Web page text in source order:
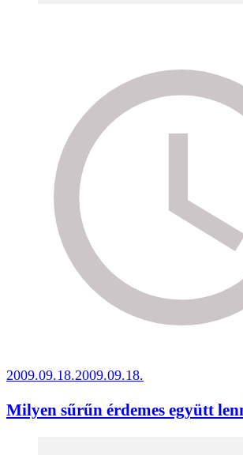
2009.09.18.2009.09.18.
Milyen sűrűn érdemes együtt